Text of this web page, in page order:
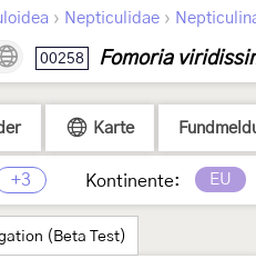
› Nepticulidae ›
00258 Fomoria
Karte
+3 Kontinente: EU
(Beta Test)